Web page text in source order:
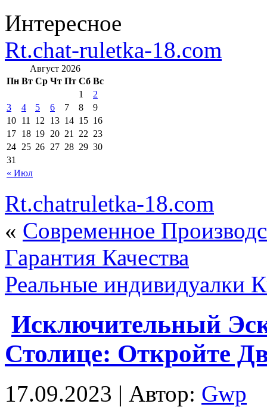
Интересное
Rt.chat-ruletka-18.com
Август 2026
Пн Вт Ср Чт Пт Сб Вс
« Июл
1
2
3
4 5 6 7 8
9
10 11 12 13 14 15 16
17 18 19 20 21 22 23
24 25 26 27 28 29 30
31
Rt.chatruletka-18.com
« Современное
Гарантия Качества
Реальные индивидуалки
Исключительный
Столице: Откройте
17.09.2023 | Автор: Gwp